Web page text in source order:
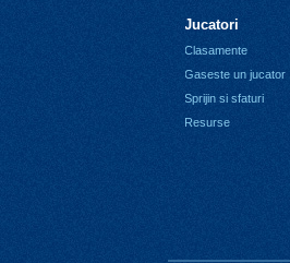
Jucatori
Clasamente
Gaseste un jucator
Sprijin si sfaturi
Resurse